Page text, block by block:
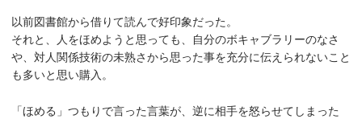
以前図書館から借りて読んで好印象だった。
それと、人をほめようと思っても、自分のボキャブラリーのなさ
や、対人関係技術の未熟さから思った事を充分に伝えられないこと
も多いと思い購入。
「ほめる」つもりで言った言葉が、逆に相手を怒らせてしまった